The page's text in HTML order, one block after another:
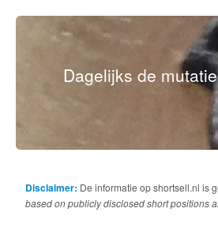
Dagelijks de
Disclaimer: De informatie op shortsell.nl is
based on publicly disclosed short positions